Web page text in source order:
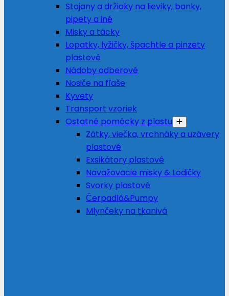
Stojany a držiaky na lieviky, banky,
pipety a iné
Misky a tácky
Lopatky, lyžičky, špachtle a pinzety
plastové
Nádoby odberové
Nosiče na fľaše
Kyvety
Transport vzoriek
Ostatné pomôcky z plastu
Zátky, viečka, vrchnáky a uzávery
plastové
Exsikátory plastové
Navažovacie misky & Lodičky
Svorky plastové
Čerpadlá&Pumpy
Mlynčeky na tkanivá